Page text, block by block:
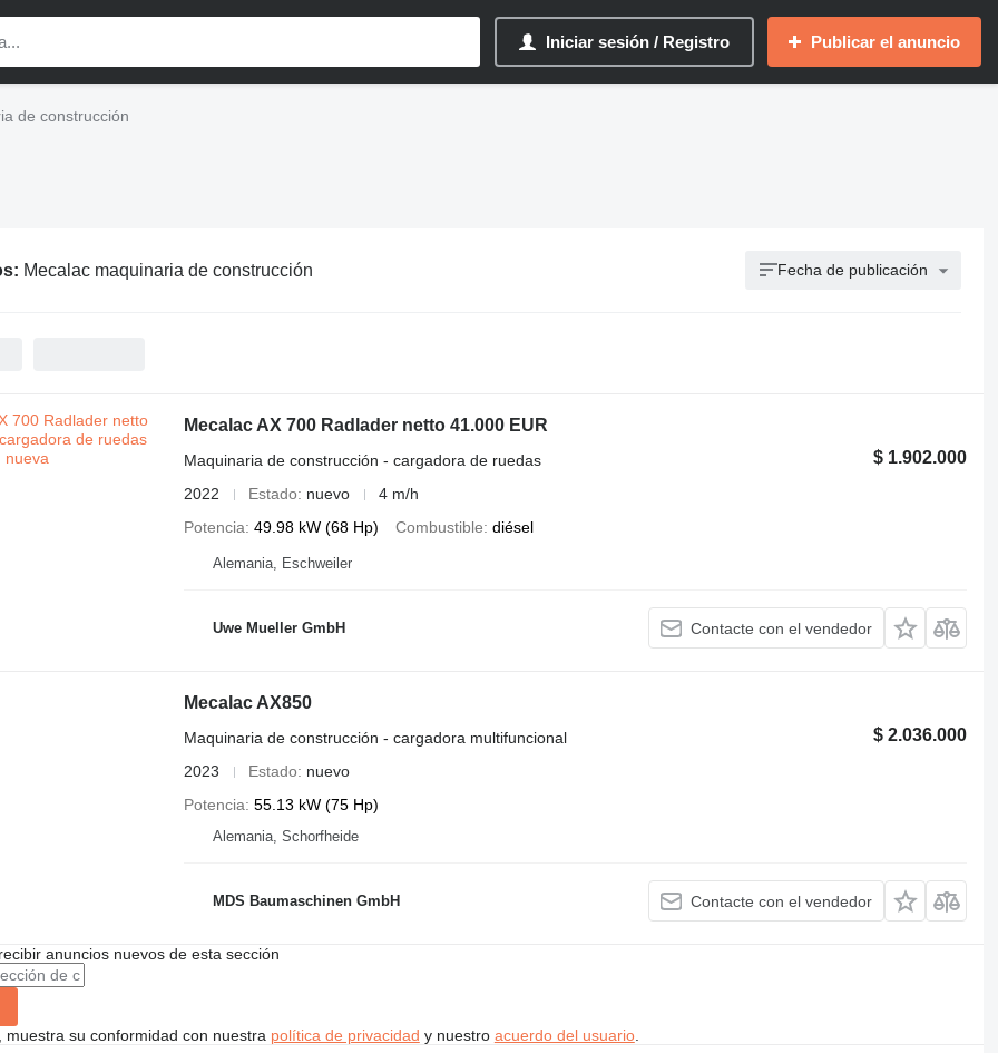
Iniciar sesión / Registro Publicar el anuncio
de construcción
Mecalac maquinaria de construcción Fecha de publicación
Mecalac AX 700 Radlader netto 41.000 EUR
$ 1.902.000
Maquinaria de construcción - cargadora de ruedas
2022
Estado nuevo
4 m/h
Potencia 49.98 kW (68 Hp) Combustible diésel
Alemania, Eschweiler
Uwe Mueller GmbH Contacte con el vendedor
Mecalac AX850
$ 2.036.000
Maquinaria de construcción - cargadora multifuncional
2023
Estado
nuevo
Potencia 55.13 kW (75 Hp)
Alemania, Schorfheide
MDS Baumaschinen GmbH Contacte con el vendedor
anuncios nuevos de esta sección
muestra su conformidad con nuestra política de privacidad y nuestro acuerdo del usuario.